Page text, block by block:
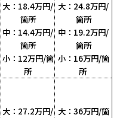
大：18.4万円/
箇所
中：14.4万円/
箇所
小：12万円/箇
所
大：24.8万円/
箇所
中：19.2万円/
箇所
小：16万円/箇
所
大：27.2万円/ 大：36万円/箇